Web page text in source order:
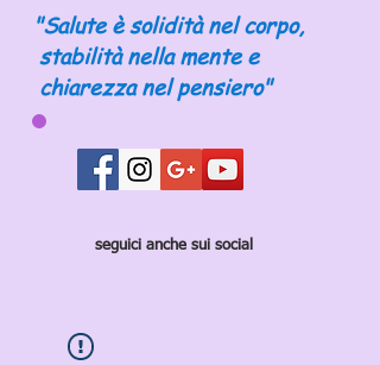
"Salute è solidità nel corpo,
stabilità nella mente e
chiarezza nel pensiero"
seguici anche sui social